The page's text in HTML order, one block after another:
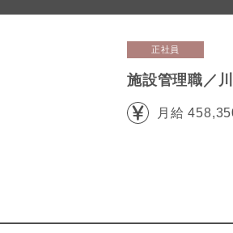
正社員
施設管理職／
月給